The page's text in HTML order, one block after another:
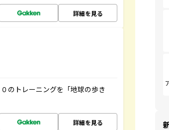
詳細を見る
のトレーニングを「地球の歩き
詳細を見る